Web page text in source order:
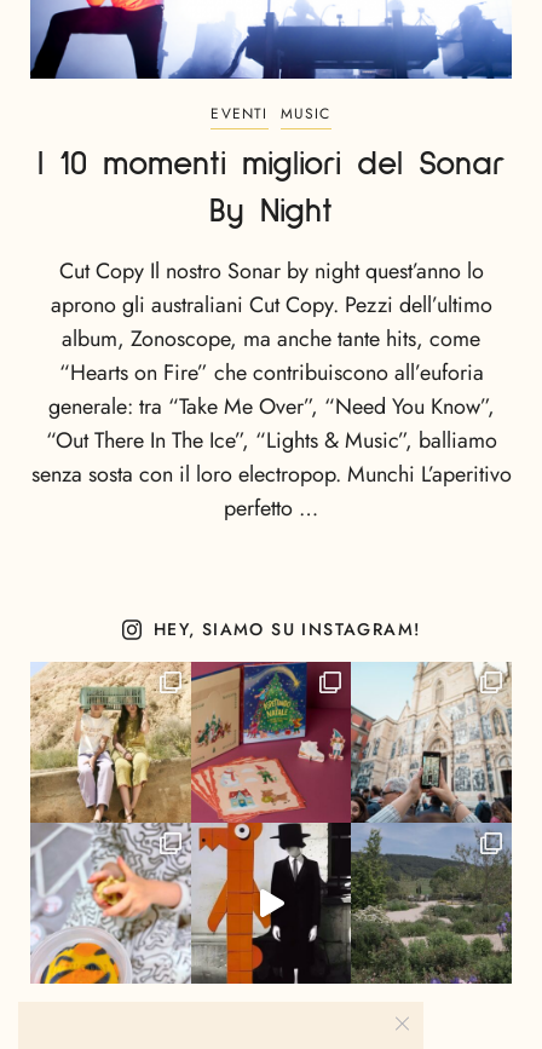
EVENTI MUSIC
I 10 momenti migliori del Sonar
By Night
Cut Copy Il nostro Sonar by night quest’anno lo
aprono gli australiani Cut Copy. Pezzi dell’ultimo
album, Zonoscope, ma anche tante hits, come
“Hearts on Fire” che contribuiscono all’euforia
generale: tra “Take Me Over”, “Need You Know”,
“Out There In The Ice”, “Lights & Music”, balliamo
senza sosta con il loro electropop. Munchi L’aperitivo
perfetto …
HEY, SIAMO SU INSTAGRAM!